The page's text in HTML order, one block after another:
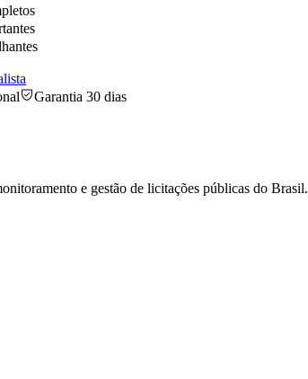
Garantia 30 dias
e gestão de licitações públicas do Brasil.